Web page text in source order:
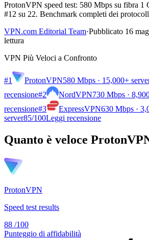
ProtonVPN speed test: 580 Mbps su fibra 1
#12 su 22. Benchmark completi dei
VPN.com Editorial Team·Pubblicato 16
lettura
VPN Più Veloci a Confronto
#1 ProtonVPN580 Mbps · 15,000+
recensione#2 NordVPN730 Mbps ·
recensione#3 ExpressVPN630 Mbps ·
server85/100Leggi recensione
Quanto è veloce
ProtonVPN
Speed test results
88 /100
Punteggio di affidabilità